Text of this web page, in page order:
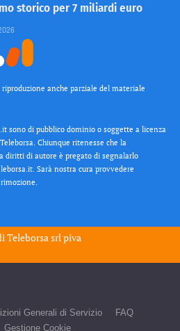
storico per 7 miliardi euro
anche parziale del materiale
sono di pubblico dominio o soggette a licenza
Chiunque ritenesse che la
diritti di autore è pregato di segnalarlo
Sarà nostra cura provvedere
Teleborsa srlpiva
Generali di Servizio
FAQ
Gestione Cookie